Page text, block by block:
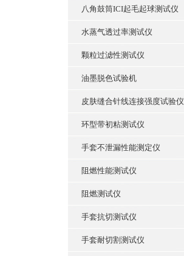
八角鼓筒ICI起毛起球测试仪
水蒸气透过率测试仪
颗粒过滤性测试仪
油墨脱色试验机
皮肤缝合针线连接强度试验仪
环型带初粘测试仪
手套不泄漏性能测定仪
阻燃性能测试仪
阻燃测试仪
手套抗切测试仪
手套耐切割测试仪